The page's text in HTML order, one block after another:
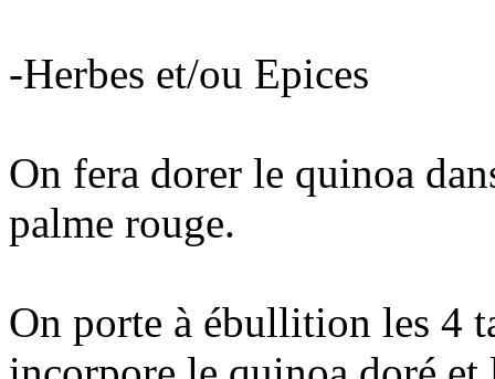
-Herbes et/ou Epices
On fera dorer le quinoa
palme rouge.
On porte à ébullition les 4